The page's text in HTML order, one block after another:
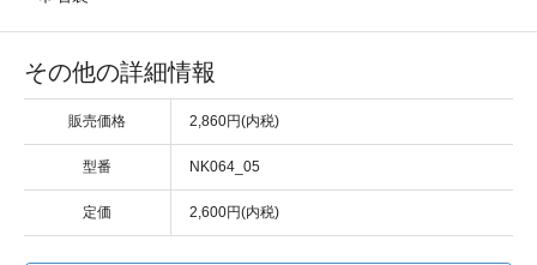
その他の詳細情報
販売価格 2,860円(内税)
型番 NK064_05
定価 2,600円(内税)